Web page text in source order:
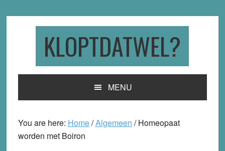
KLOPTDATWEL?
MENU
You are here: Home/Algemeen /Homeopaat
worden met Boiron